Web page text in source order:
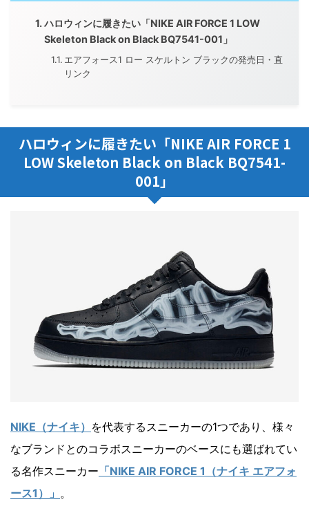
ハロウィンに履きたい「NIKE AIR FORCE 1 LOW
Skeleton Black on Black BQ7541-001」
エアフォース1 ロー スケルトン ブラックの発売日・直
リンク
ハロウィンに履きたい「NIKE AIR FORCE 1
LOW Skeleton Black on Black BQ7541-
001」
NIKE（ナイキ） を代表するスニーカーの1つであり、様々
なブランドとのコラボスニーカーのベースにも選ばれてい
る名作スニーカー 「NIKE AIR FORCE 1（ナイキ エアフォ
ース1）」 。